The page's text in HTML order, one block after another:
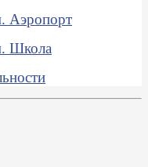
Аэропорт
Школа